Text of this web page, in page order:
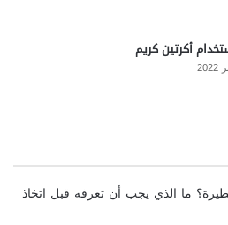
أكرتين كريم
ما الذي يجب أن تعرفه قبل اتخاذ